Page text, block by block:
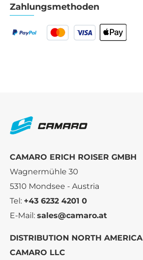
Zahlungsmethoden
CAMARO ERICH ROISER GMBH
Wagnermühle 30
5310 Mondsee - Austria
Tel: +43 6232 4201 0
E-Mail: sales@camaro.at
DISTRIBUTION NORTH AMERICA
CAMARO LLC